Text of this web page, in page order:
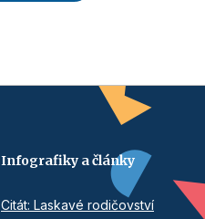
Infografiky a články
Citát: Laskavé rodičovství